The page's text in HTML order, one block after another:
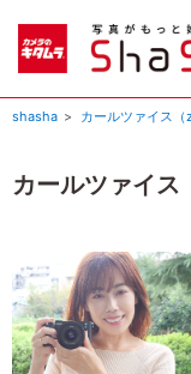
shasha カールツァイス（
カールツァイス